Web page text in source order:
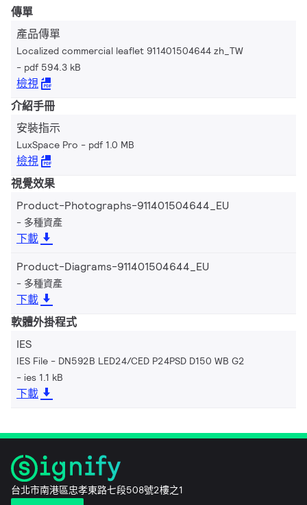
傳單
產品傳單
Localized commercial leaflet 911401504644 zh_TW
pdf 594.3 kB
檢視
介紹手冊
安裝指示
LuxSpace Pro pdf 1.0 MB
檢視
視覺效果
Product-Photographs-911401504644_EU
多種資產
下載
Product-Diagrams-911401504644_EU
多種資產
下載
軟體外掛程式
IES
IES File - DN592B LED24/CED P24PSD D150 WB G2
ies 1.1 kB
下載
台北市南港區忠孝東路七段508號2樓之1